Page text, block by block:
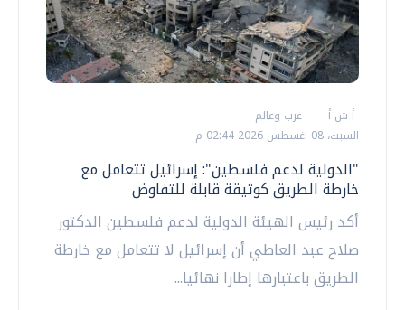
أ ش أ
عرب وعالم
السبت، 08 اغسطس 2026 02:44 م
"الدولية لدعم فلسطين": إسرائيل تتعامل مع
خارطة الطريق كوثيقة قابلة للتفاوض
أكد رئيس الهيئة الدولية لدعم فلسطين الدكتور
صلاح عبد العاطي أن إسرائيل لا تتعامل مع خارطة
الطريق باعتبارها إطارا نهائيا...